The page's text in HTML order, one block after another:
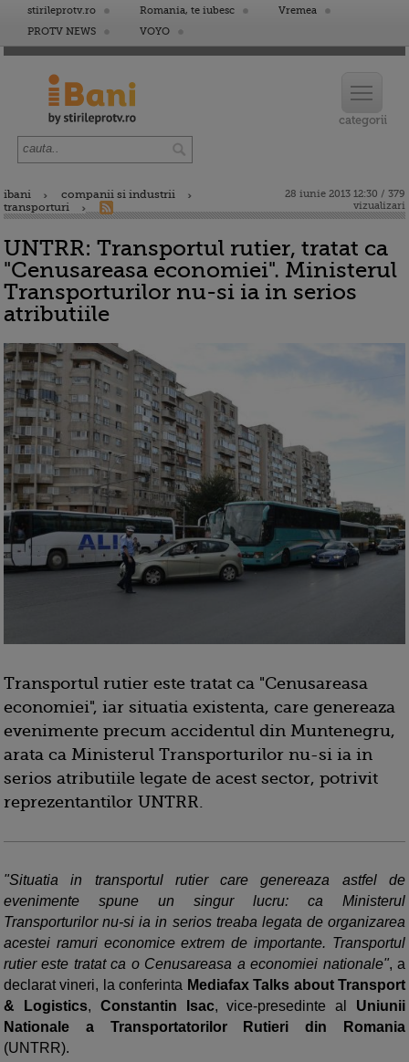
stirileprotv.ro Romania, te iubesc
Vremea
PROTV NEWS
VOYO
ibani
companii si industrii
transporturi
28 iunie 2013 12:30 / 379
vizualizari
UNTRR: Transportul rutier, tratat ca
"Cenusareasa economiei". Ministerul
Transporturilor nu-si ia in serios
atributiile
Transportul rutier este tratat ca "Cenusareasa
economiei", iar situatia existenta, care genereaza
evenimente precum accidentul din Muntenegru,
arata ca Ministerul Transporturilor nu-si ia in
serios atributiile legate de acest sector, potrivit
reprezentantilor UNTRR.
"Situatia in transportul rutier care genereaza astfel de
evenimente spune un singur lucru: ca Ministerul
Transporturilor nu-si ia in serios treaba legata de organizarea
acestei ramuri economice extrem de importante. Transportul
rutier este tratat ca o Cenusareasa a economiei nationale", a
declarat vineri, la conferinta Mediafax Talks about Transport
& Logistics, Constantin Isac, vice-presedinte al Uniunii
Nationale a Transportatorilor Rutieri din Romania
(UNTRR).